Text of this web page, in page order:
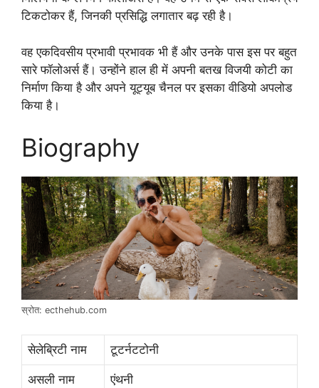
टिकटोकर हैं, जिनकी प्रसिद्धि लगातार बढ़ रही है।
वह एकदिवसीय प्रभावी प्रभावक भी हैं और उनके पास इस पर बहुत
सारे फॉलोअर्स हैं। उन्होंने हाल ही में अपनी बतख विजयी कोटी का
निर्माण किया है और अपने यूट्यूब चैनल पर इसका वीडियो अपलोड
किया है।
Biography
स्रोत: ecthehub.com
सेलेब्रिटी नाम टूटर्नटटोनी
असली नाम एंथनी